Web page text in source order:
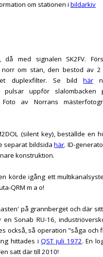
om stationen i bildarkiv
, då med signalen SK2FV.
om stan, den bestod av 2
duplexfilter. Se bild här
pulsar uppför slalombacken
av Norrans
(silent key), beställde en
separat bildsidahär. ID-
konstruktion.
körde igång ett
QRM m a o!
på grannberget och där
Sonab RU-16,
också, så operation "såga och
hittades iQST juli 1972. En
satt där till 2010!